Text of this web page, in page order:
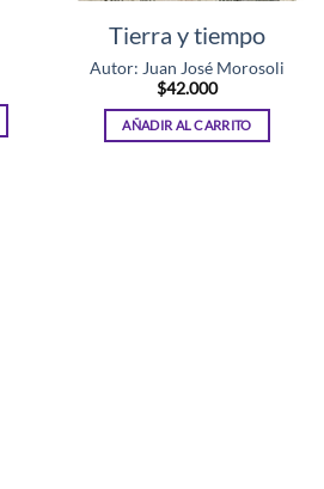
Tierra y tiempo
Autor: Juan José Morosoli
$42.000
AÑADIR AL CARRITO